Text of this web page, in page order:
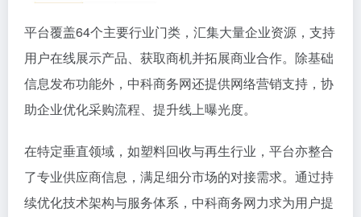
平台覆盖64个主要行业门类，汇集大量企业资源，支持
用户在线展示产品、获取商机并拓展商业合作。除基础
信息发布功能外，中科商务网还提供网络营销支持，协
助企业优化采购流程、提升线上曝光度。
在特定垂直领域，如塑料回收与再生行业，平台亦整合
了专业供应商信息，满足细分市场的对接需求。通过持
续优化技术架构与服务体系，中科商务网力求为用户提